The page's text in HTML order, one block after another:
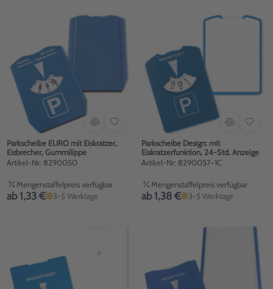
Parkscheibe EURO mit Eiskratzer,
Eisbrecher, Gummilippe
Artikel-Nr: 8290050
Mengenstaffelpreis verfügbar
ab 1,33 € 3-5 Werktage
Parkscheibe Design: mit
Eiskratzerfunktion, 24-Std. Anzeige
Artikel-Nr: 8290057-1C
Mengenstaffelpreis verfügbar
ab 1,38 € 3-5 Werktage